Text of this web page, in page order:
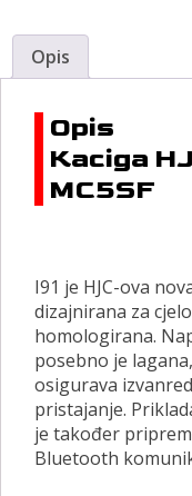
Opis
Opis
Kaciga
MC5SF
I91 je HJC-ova
dizajnirana za
homologirana.
posebno je
osigurava
pristajanje.
je također
Bluetooth